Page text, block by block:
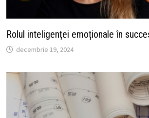
Rolul inteligenței emoționale în
decembrie 19, 2024